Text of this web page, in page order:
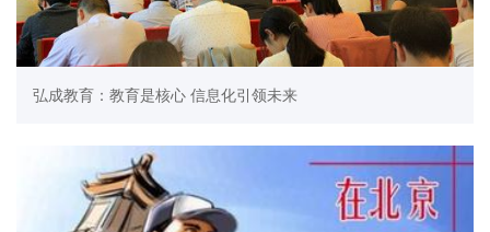
弘成教育：教育是核心 信息化引领未来